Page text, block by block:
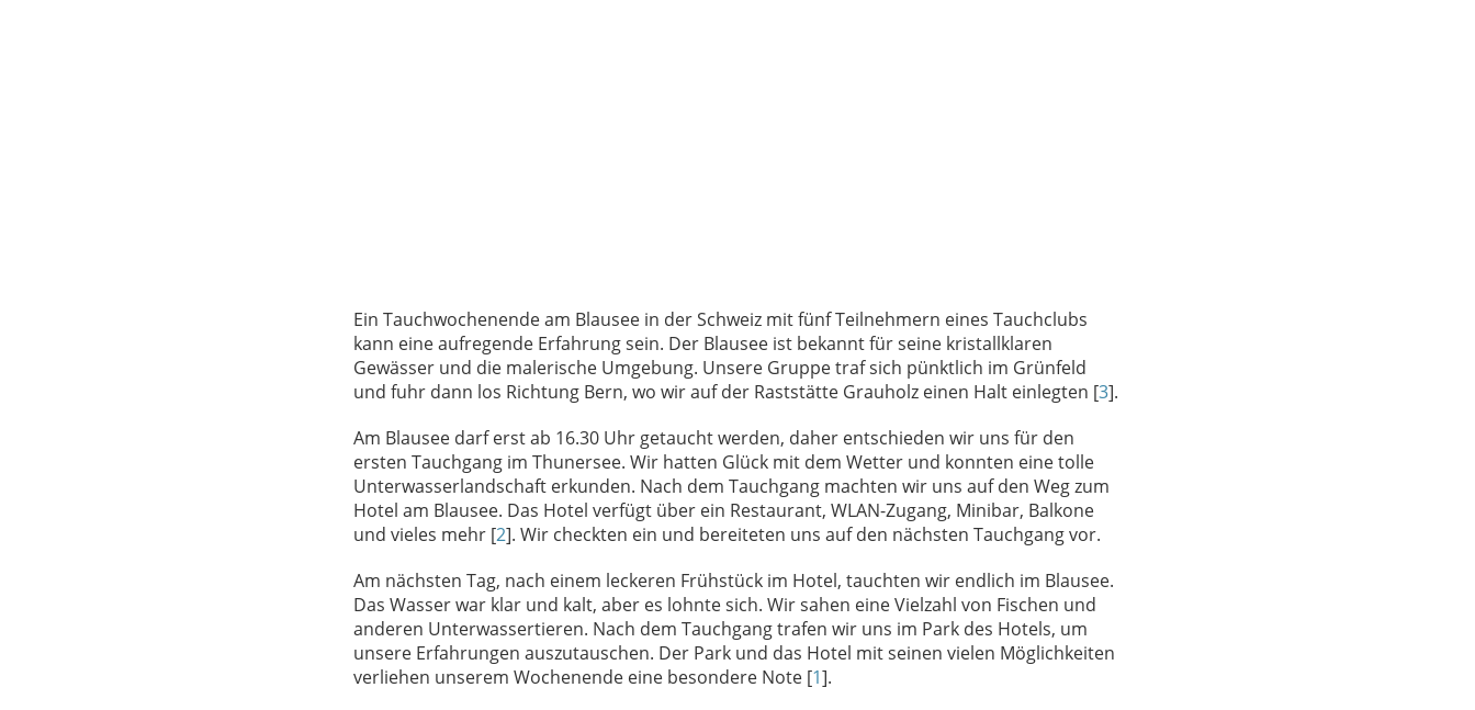
Ein Tauchwochenende am Blausee in der Schweiz mit fünf Teilnehmern eines Tauchclubs
kann eine aufregende Erfahrung sein. Der Blausee ist bekannt für seine kristallklaren
Gewässer und die malerische Umgebung. Unsere Gruppe traf sich pünktlich im Grünfeld
und fuhr dann los Richtung Bern, wo wir auf der Raststätte Grauholz einen Halt einlegten [3].
Am Blausee darf erst ab 16.30 Uhr getaucht werden, daher entschieden wir uns für den
ersten Tauchgang im Thunersee. Wir hatten Glück mit dem Wetter und konnten eine tolle
Unterwasserlandschaft erkunden. Nach dem Tauchgang machten wir uns auf den Weg zum
Hotel am Blausee. Das Hotel verfügt über ein Restaurant, WLAN-Zugang, Minibar, Balkone
und vieles mehr [2]. Wir checkten ein und bereiteten uns auf den nächsten Tauchgang vor.
Am nächsten Tag, nach einem leckeren Frühstück im Hotel, tauchten wir endlich im Blausee.
Das Wasser war klar und kalt, aber es lohnte sich. Wir sahen eine Vielzahl von Fischen und
anderen Unterwassertieren. Nach dem Tauchgang trafen wir uns im Park des Hotels, um
unsere Erfahrungen auszutauschen. Der Park und das Hotel mit seinen vielen Möglichkeiten
verliehen unserem Wochenende eine besondere Note [1].